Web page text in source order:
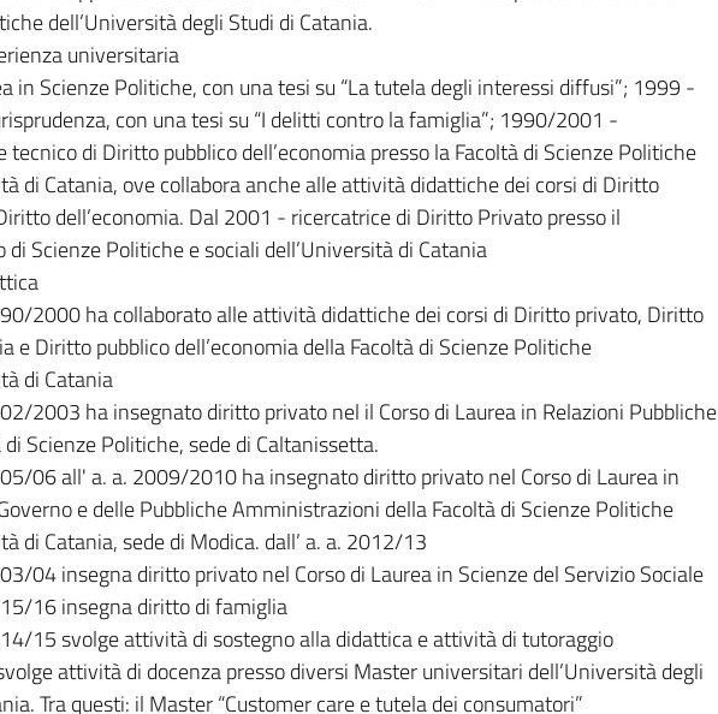
dell’Università degli Studi di Catania.
universitaria
in Scienze Politiche, con una tesi su “La tutela degli interessi diffusi”; 1999 -
con una tesi su “I delitti contro la famiglia”; 1990/2001 -
tecnico di Diritto pubblico dell’economia presso la Facoltà di Scienze Politiche
di Catania, ove collabora anche alle attività didattiche dei corsi di Diritto
dell’economia. Dal 2001 - ricercatrice di Diritto Privato presso il
Scienze Politiche e sociali dell’Università di Catania
2000 ha collaborato alle attività didattiche dei corsi di Diritto privato, Diritto
e Diritto pubblico dell’economia della Facoltà di Scienze Politiche
di Catania
2003 ha insegnato diritto privato nel il Corso di Laurea in Relazioni Pubbliche
di Scienze Politiche, sede di Caltanissetta.
06 all' a. a. 2009/2010 ha insegnato diritto privato nel Corso di Laurea in
e delle Pubbliche Amministrazioni della Facoltà di Scienze Politiche
di Catania, sede di Modica. dall’ a. a. 2012/13
04 insegna diritto privato nel Corso di Laurea in Scienze del Servizio Sociale
16 insegna diritto di famiglia
15 svolge attività di sostegno alla didattica e attività di tutoraggio
attività di docenza presso diversi Master universitari dell’Università degli
Tra questi: il Master “Customer care e tutela dei consumatori”